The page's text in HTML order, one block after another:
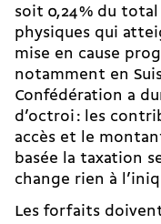
soit 0,24 % du
physiques qui
mise en cause
notamment en
Confédération a
d’octroi : les
accès et le
basée la taxation
change rien à
Les forfaits